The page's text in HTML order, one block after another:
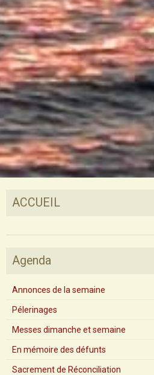
ACCUEIL
Agenda
Annonces de la semaine
Pélerinages
Messes dimanche et semaine
En mémoire des défunts
Sacrement de Réconciliation